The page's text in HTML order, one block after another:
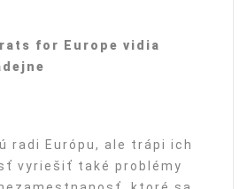
for Europe vidia
radi Európu, ale trápi ich
vyriešiť také problémy